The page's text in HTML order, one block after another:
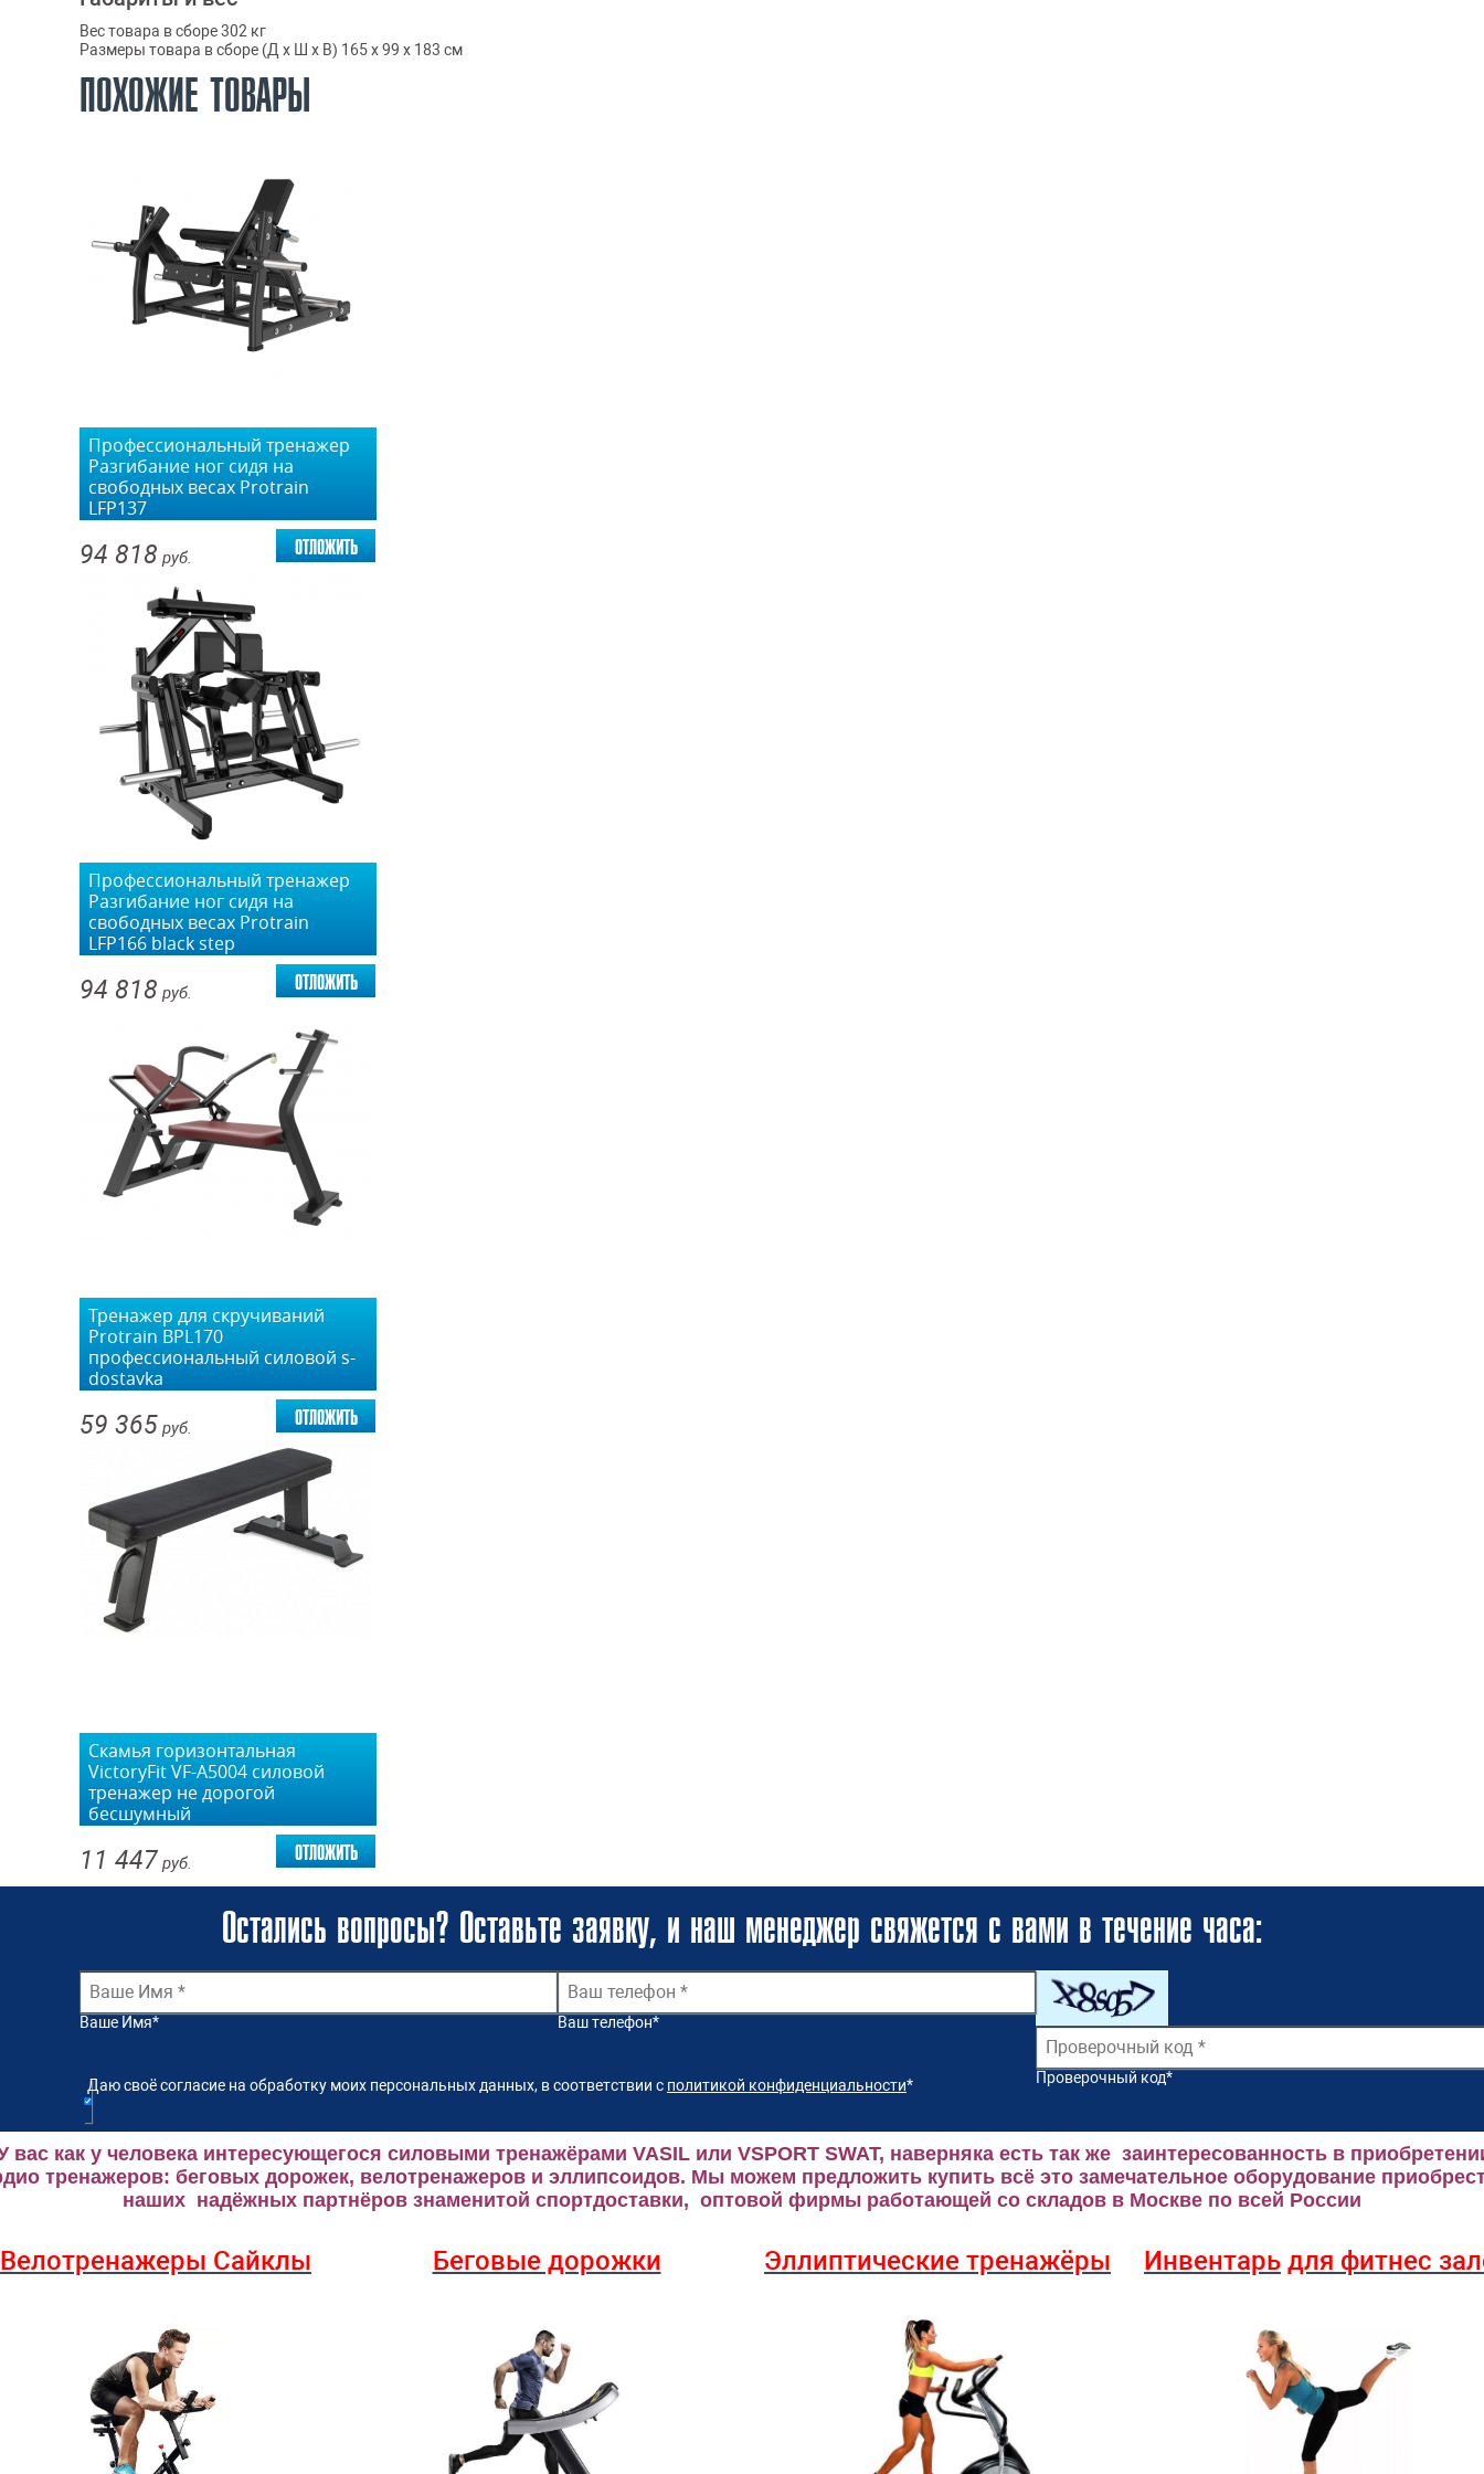
Вес товара в сборе 302 кг
Размеры товара в сборе (Д x Ш x В) 165 х 99 х 183 см
ПОХОЖИЕ ТОВАРЫ
Профессиональный тренажер
Разгибание ног сидя на
свободных весах Protrain
LFP137
94 818 руб. отложить
Профессиональный тренажер
Разгибание ног сидя на
свободных весах Protrain
LFP166 black step
94 818 руб. отложить
Тренажер для скручиваний
Protrain BPL170
профессиональный силовой s-
dostavka
59 365 руб. отложить
Скамья горизонтальная
VictoryFit VF-A5004 силовой
тренажер не дорогой
бесшумный
11 447 руб. отложить
Остались вопросы? Оставьте заявку, и наш менеджер свяжется с вами в течение часа:
Ваше Имя* Ваш телефон*
Даю своё согласие на обработку моих персональных данных, в соответствии с политикой конфиденциальности* Проверочный код*
вас как у человека интересующегося силовыми тренажёрами VASIL или VSPORT SWAT, наверняка есть так же заинтересованность в
тренажеров: беговых дорожек, велотренажеров и эллипсоидов. Мы можем предложить купить всё это замечательное оборудование
наших надёжных партнёров знаменитой спортдоставки, оптовой фирмы работающей со складов в Москве по всей России
Велотренажеры Сайклы Беговые дорожки Эллиптические тренажёры Инвентарь для фитнес